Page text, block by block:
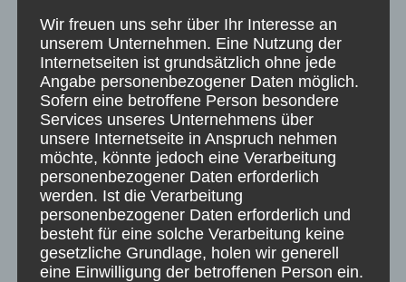
Sie. Ohne vertraglich vereinbarte Wartung
[...]
Wie lange hält der Akku in den
Kameras und Bewegungsmeldern?
Der Akku in den installierten Geräten hält
bei normaler Nutzung zwischen zwei bis
Wir freuen uns sehr über Ihr Interesse an
unserem Unternehmen. Eine Nutzung der
Internetseiten ist grundsätzlich ohne jede
Angabe personenbezogener Daten möglich.
Sofern eine betroffene Person besondere
Services unseres Unternehmens über
unsere Internetseite in Anspruch nehmen
möchte, könnte jedoch eine Verarbeitung
personenbezogener Daten erforderlich
werden. Ist die Verarbeitung
personenbezogener Daten erforderlich und
besteht für eine solche Verarbeitung keine
gesetzliche Grundlage, holen wir generell
eine Einwilligung der betroffenen Person ein.